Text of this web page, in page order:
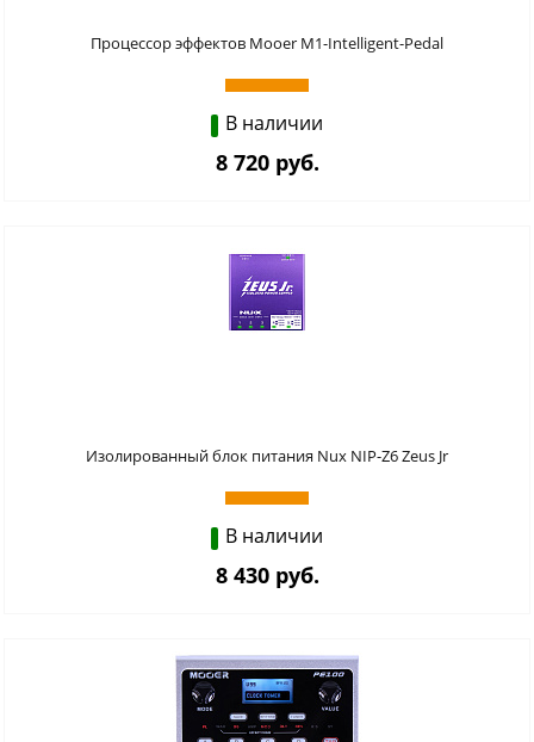
Процессор эффектов Mooer M1-Intelligent-Pedal
В наличии
8 720 руб.
Изолированный блок питания Nux NIP-Z6 Zeus Jr
В наличии
8 430 руб.